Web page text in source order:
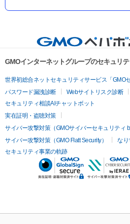
GMOインターネットグループのセキュリ
世界初総合ネットセキュリティサービス「GMO
パスワード漏洩診断
Webサイトリスク診断
セキュリティ相談AIチャットボット
実在証明・盗聴対策
サイバー攻撃対策（GMOサイバーセキュリティ
サイバー攻撃対策（GMO Flatt Security）
なり
セキュリティ事業の軌跡